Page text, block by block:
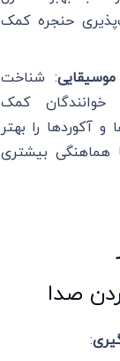
حنجره کمک
: شناخت
کمک
آکوردها را بهتر
هماهنگی بیشتری
صدا
: